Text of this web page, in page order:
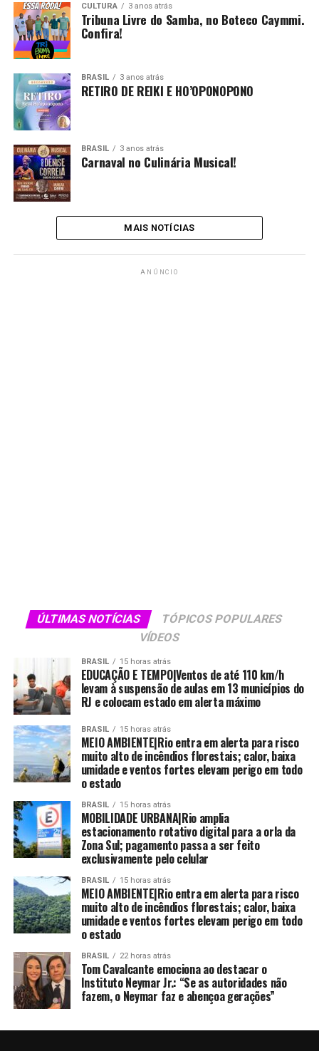
CULTURA 3 anos atrás
Tribuna Livre do Samba, no Boteco Caymmi.
Confira!
BRASIL 3 anos atrás
RETIRO DE REIKI E HO’OPONOPONO
BRASIL 3 anos atrás
Carnaval no Culinária Musical!
MAIS NOTÍCIAS
ANÚNCIO
ÚLTIMAS NOTÍCIAS
TÓPICOS POPULARES
VÍDEOS
BRASIL 15 horas atrás
EDUCAÇÃO E TEMPO|Ventos de até 110 km/h
levam à suspensão de aulas em 13 municípios do
RJ e colocam estado em alerta máximo
BRASIL 15 horas atrás
MEIO AMBIENTE|Rio entra em alerta para risco
muito alto de incêndios florestais; calor, baixa
umidade e ventos fortes elevam perigo em todo
o estado
BRASIL 15 horas atrás
MOBILIDADE URBANA|Rio amplia
estacionamento rotativo digital para a orla da
Zona Sul; pagamento passa a ser feito
exclusivamente pelo celular
BRASIL 15 horas atrás
MEIO AMBIENTE|Rio entra em alerta para risco
muito alto de incêndios florestais; calor, baixa
umidade e ventos fortes elevam perigo em todo
o estado
BRASIL 22 horas atrás
Tom Cavalcante emociona ao destacar o
Instituto Neymar Jr.: “Se as autoridades não
fazem, o Neymar faz e abençoa gerações”